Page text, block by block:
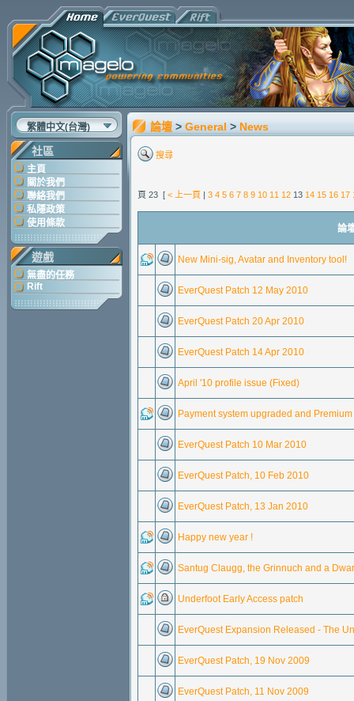
繁體中文(台灣)
社區
主頁
關於我們
聯絡我們
私隱政策
使用條款
遊戲
無盡的任務
Rift
論壇 > General > News
搜尋
頁 23 [ < 上一頁 | 3 4 5 6 7 8 9 10 11 12 13 14 15 16 17
論
New Mini-sig, Avatar and Inventory tool!
EverQuest Patch 12 May 2010
EverQuest Patch 20 Apr 2010
EverQuest Patch 14 Apr 2010
April '10 profile issue (Fixed)
Payment system upgraded and
EverQuest Patch 10 Mar 2010
EverQuest Patch, 10 Feb 2010
EverQuest Patch, 13 Jan 2010
Happy new year !
Santug Claugg, the Grinnuch and a
Underfoot Early Access patch
EverQuest Expansion Released - The
EverQuest Patch, 19 Nov 2009
EverQuest Patch, 11 Nov 2009